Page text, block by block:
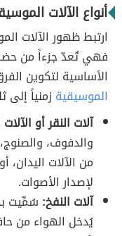
أنواع الآلات
ارتبط ظهور الآلات
فهي تُعدّ جزءاً من
الأساسية لتكوين
الموسيقية زمنياً إلى
آلات النقر أو
والدفوف،
من الآلات اليدان،
لإصدار الأصوات.
آلات النفخ: سُمِّيت
يُدخل الهواء من